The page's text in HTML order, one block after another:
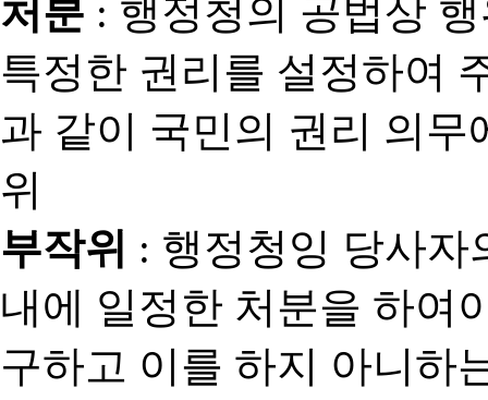
처분 : 행정청의 공법상
특정한 권리를 설정하여
과 같이 국민의 권리 의
위
부작위 : 행정청잉 당사자
내에 일정한 처분을 하여
구하고 이를 하지 아니하